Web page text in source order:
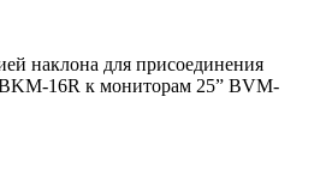
наклона для присоединения
BKM-16R к мониторам 25” BVM-